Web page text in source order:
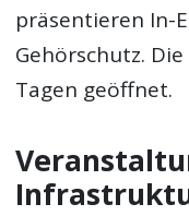
präsentieren In-
Gehörschutz.
Tagen geöffnet.